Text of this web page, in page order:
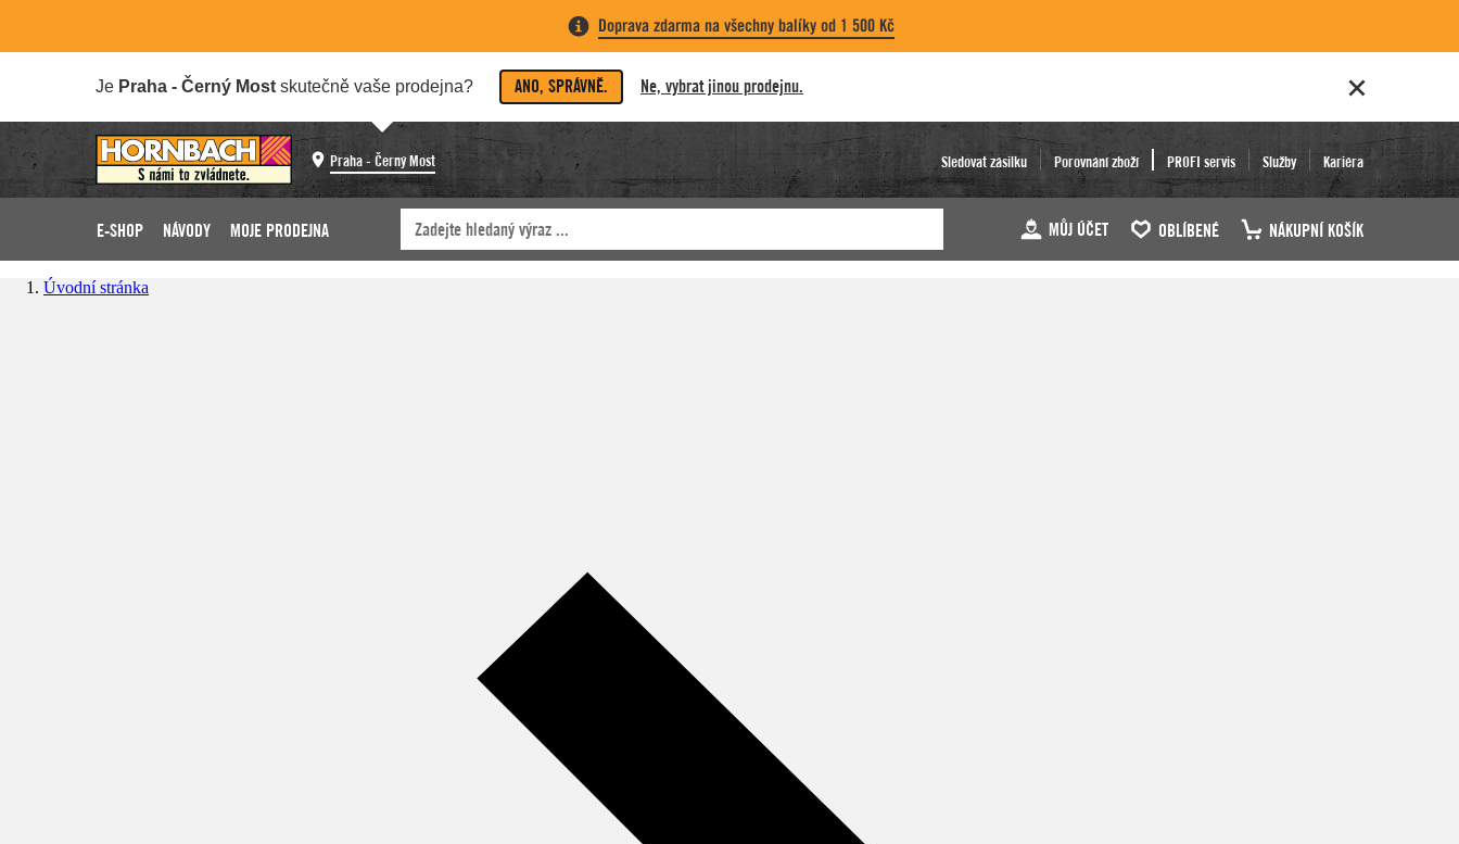
Doprava zdarma na všechny balíky od 1 500 Kč
Je Praha - Černý Most skutečně vaše prodejna? ANO, SPRÁVNĚ. Ne, vybrat jinou prodejnu.
Praha - Černý Most Sledovat zásilku Porovnání zboží PROFI servis Služby Kariéra
E-SHOP NÁVODY MOJE PRODEJNA MŮJ ÚČET OBLÍBENÉ NÁKUPNÍ KOŠÍK
Úvodní stránka